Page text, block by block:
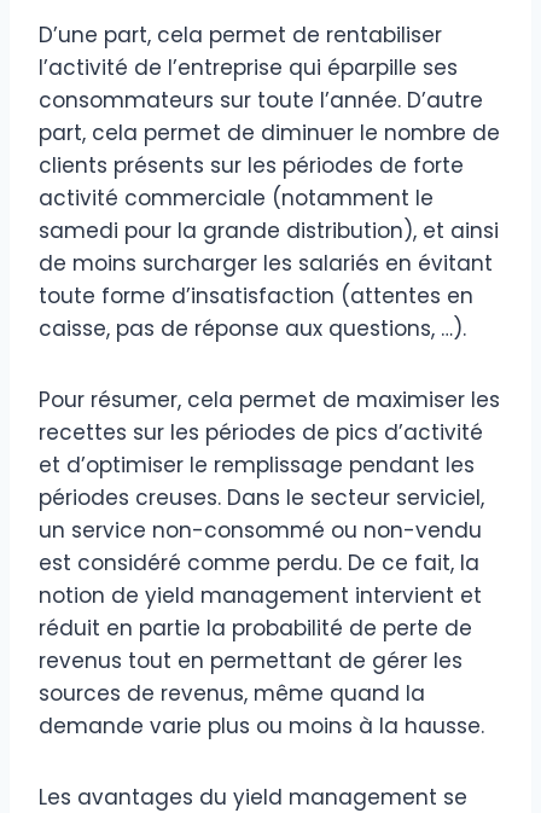
D’une part, cela permet de rentabiliser
l’activité de l’entreprise qui éparpille ses
consommateurs sur toute l’année. D’autre
part, cela permet de diminuer le nombre de
clients présents sur les périodes de forte
activité commerciale (notamment le
samedi pour la grande distribution), et ainsi
de moins surcharger les salariés en évitant
toute forme d’insatisfaction (attentes en
caisse, pas de réponse aux questions, …).
Pour résumer, cela permet de maximiser les
recettes sur les périodes de pics d’activité
et d’optimiser le remplissage pendant les
périodes creuses. Dans le secteur serviciel,
un service non-consommé ou non-vendu
est considéré comme perdu. De ce fait, la
notion de yield management intervient et
réduit en partie la probabilité de perte de
revenus tout en permettant de gérer les
sources de revenus, même quand la
demande varie plus ou moins à la hausse.
Les avantages du yield management se